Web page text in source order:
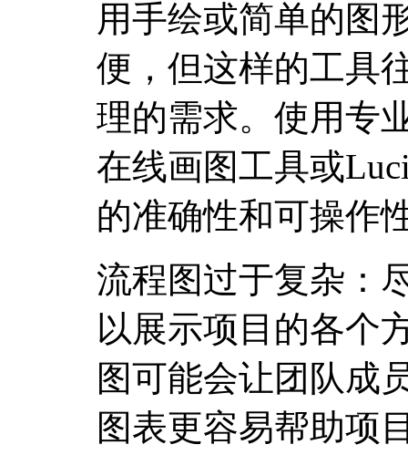
用手绘或简单的图
便，但这样的工具
理的需求。使用专
在线画图工具或
的准确性和可操作
流程图过于复杂：
以展示项目的各个
图可能会让团队成
图表更容易帮助项